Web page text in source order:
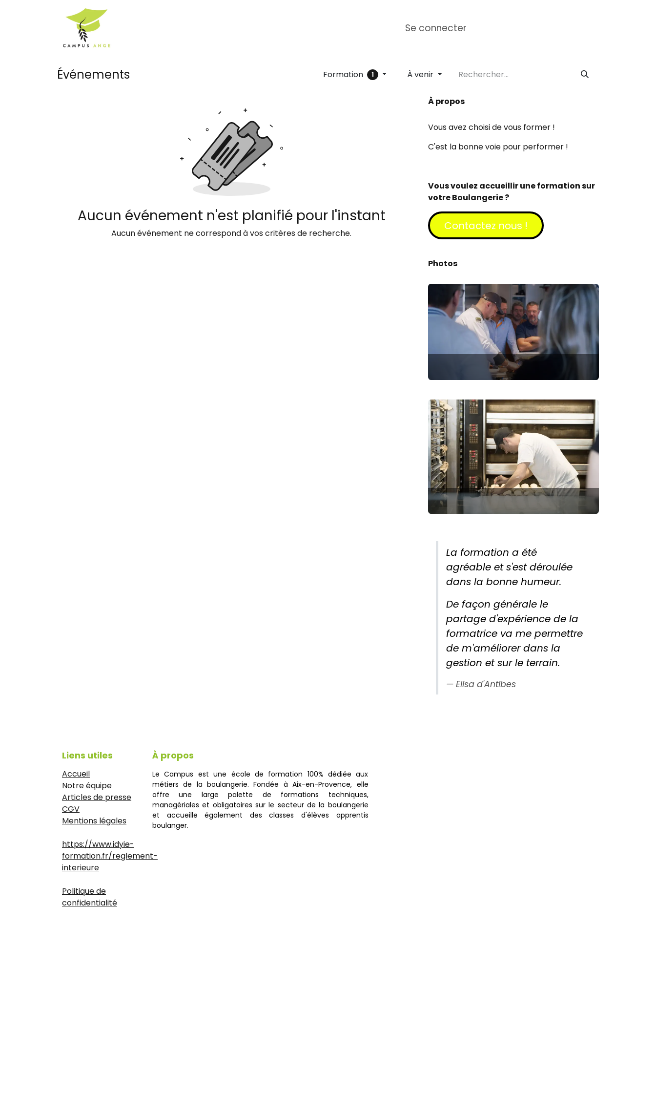
Campus Ange Formation CAP
Se connecter
Événements Formation 1 À venir
Aucun événement n'est planifié pour l'instant
Aucun événement ne correspond à vos critères de recherche.
À propos
Vous avez choisi de vous former !
C'est la bonne voie pour performer !
Vous voulez accueillir une formation sur
votre Boulangerie ?
Contactez​​​​ nous !
Photos
La formation a été
agréable et s'est déroulée
dans la bonne humeur.
De façon générale le
partage d'expérience de la
formatrice va me permettre
de m'améliorer dans la
gestion et sur le terrain.
Elisa d'Antibes
Liens utiles
Accueil
Notre équipe
Articles de presse
CGV
Mentions légales
https://www.idyie-
formation.fr/reglement-
interieure
Politique de
confidentialité
À propos
Le Campus est une école de formation 100% dédiée aux
métiers de la boulangerie. Fondée à Aix-en-Provence, elle
offre une large palette de formations techniques,
managériales et obligatoires sur le secteur de la boulangerie
et accueille également des classes d'élèves apprentis
boulanger.